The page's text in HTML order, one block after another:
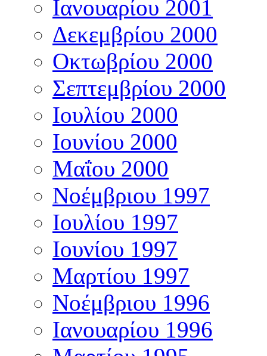
Ιανουαρίου 2001
Δεκεμβρίου 2000
Οκτωβρίου 2000
Σεπτεμβρίου 2000
Ιουλίου 2000
Ιουνίου 2000
Μαΐου 2000
Νοέμβριου 1997
Ιουλίου 1997
Ιουνίου 1997
Μαρτίου 1997
Νοέμβριου 1996
Ιανουαρίου 1996